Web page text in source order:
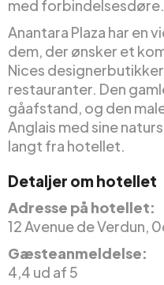
med forbindelsesdøre.
Anantara Plaza har en
dem, der ønsker et
Nices
restauranter. Den
gåafstand, og den
Anglais med sine
langt fra hotellet.
Detaljer om hotellet
Adresse på hotellet:
12 Avenue de Verdun,
Gæsteanmeldelse:
4,4 ud af 5